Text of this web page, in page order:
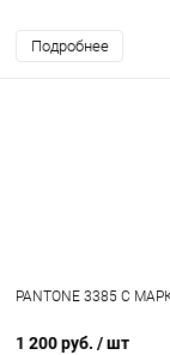
Подробнее
PANTONE 3385 C
1 200 руб. / шт